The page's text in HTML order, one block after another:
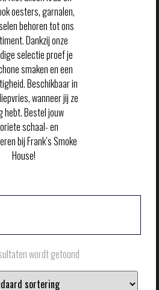
oesters, garnalen,
behoren tot ons
Dankzij onze
selectie proef je
smaken en een
Beschikbaar in
wanneer jij ze
hebt. Bestel jouw
schaal- en
bij Frank’s Smoke
House!
wordt getoond